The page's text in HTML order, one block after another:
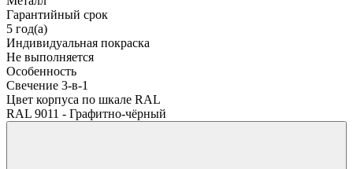
Гарантийный срок
5 год(а)
Индивидуальная покраска
Не выполняется
Особенность
Свечение 3-в-1
Цвет корпуса по шкале RAL
RAL 9011 - Графитно-чёрный